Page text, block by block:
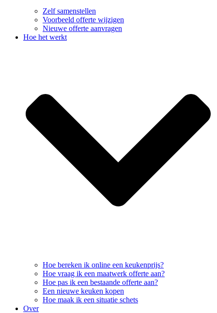
Zelf samenstellen
Voorbeeld offerte wijzigen
Nieuwe offerte aanvragen
Hoe het werkt
Hoe bereken ik online een keukenprijs?
Hoe vraag ik een maatwerk offerte aan?
Hoe pas ik een bestaande offerte aan?
Een nieuwe keuken kopen
Hoe maak ik een situatie schets
Over